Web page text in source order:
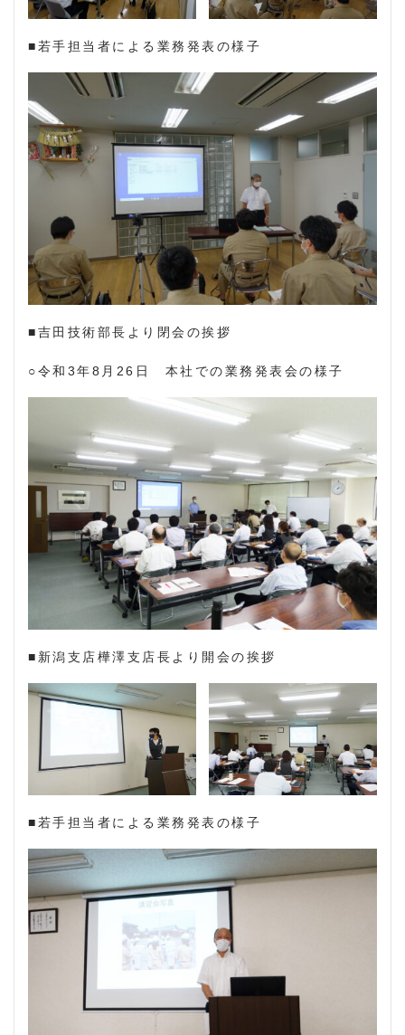
■若手担当者による業務発表の様子
■吉田技術部長より閉会の挨拶
○令和3年8月26日 本社での業務発表会の様子
■新潟支店樺澤支店長より開会の挨拶
■若手担当者による業務発表の様子